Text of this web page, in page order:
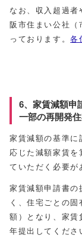
なお、収入超過者
阪市住まい公社（
っております。各
6、家賃減額申
一部の再開発住
家賃減額の基準に
応じた減額家賃を
ていただく必要が
家賃減額申請書の
く、住宅ごとの
額）となり、家賃
年提出して